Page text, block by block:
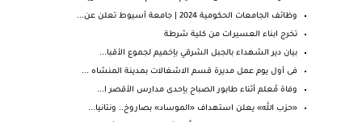
وظائف الجامعات الحكومية 2024 | جامعة أسيوط تعلن عن...
تخرج ابناء العسيرات من كلية شرطة
بيان دير الشهداء بالجبل الشرقي بإخميم لجموع الأقبا...
فى أول يوم عمل مديرة قسم الاشغالات بمدينة المنشاه ...
وفاة مُعلم أثناء طابور الصباح بإحدى مدارس الأقصر ا...
«حزب الله» يعلن استهداف «الموساد» بصاروخ.. ونتانيا...